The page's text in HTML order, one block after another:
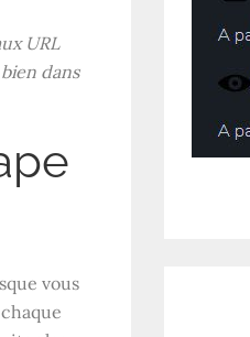
URL
dans
vous